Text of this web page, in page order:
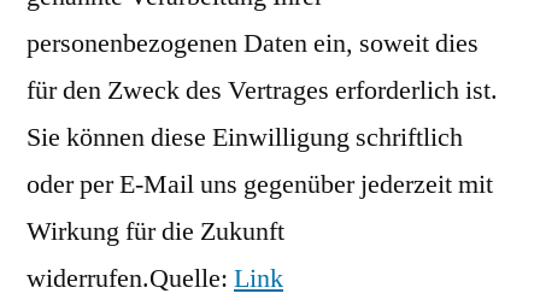
personenbezogenen Daten ein, soweit dies
für den Zweck des Vertrages erforderlich ist.
Sie können diese Einwilligung schriftlich
oder per E-Mail uns gegenüber jederzeit mit
Wirkung für die Zukunft
widerrufen.Quelle: Link